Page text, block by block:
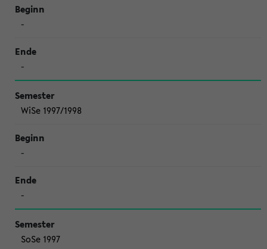
-
-
WiSe 1997/1998
-
-
SoSe 1997